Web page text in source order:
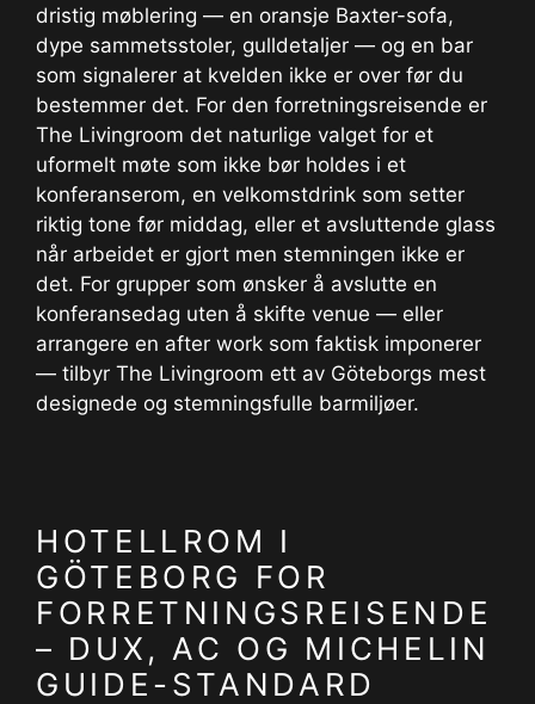
dristig møblering — en oransje Baxter-sofa,
dype sammetsstoler, gulldetaljer — og en bar
som signalerer at kvelden ikke er over før du
bestemmer det. For den forretningsreisende er
The Livingroom det naturlige valget for et
uformelt møte som ikke bør holdes i et
konferanserom, en velkomstdrink som setter
riktig tone før middag, eller et avsluttende glass
når arbeidet er gjort men stemningen ikke er
det. For grupper som ønsker å avslutte en
konferansedag uten å skifte venue — eller
arrangere en after work som faktisk imponerer
— tilbyr The Livingroom ett av Göteborgs mest
designede og stemningsfulle barmiljøer.
HOTELLROM I
GÖTEBORG FOR
FORRETNINGSREISENDE
– DUX, AC OG MICHELIN
GUIDE-STANDARD